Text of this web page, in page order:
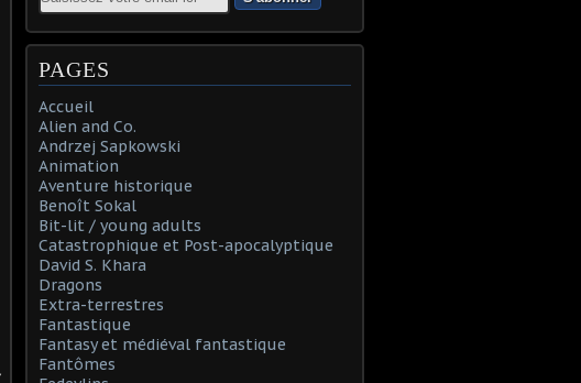
PAGES
Accueil
Alien and Co.
Andrzej Sapkowski
Animation
Aventure historique
Benoît Sokal
Bit-lit / young adults
Catastrophique et Post-apocalyptique
David S. Khara
Dragons
Extra-terrestres
Fantastique
Fantasy et médiéval fantastique
Fantômes